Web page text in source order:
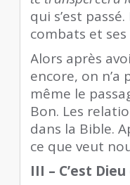
qui s’est
combats et
Alors après
encore, on n’a
même le
Bon. Les
dans la Bible.
ce que veut
III – C’est